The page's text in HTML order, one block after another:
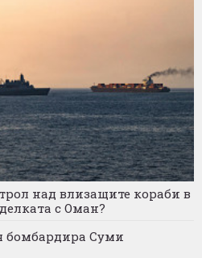
над влизащите кораби в
с Оман?
бомбардира Суми